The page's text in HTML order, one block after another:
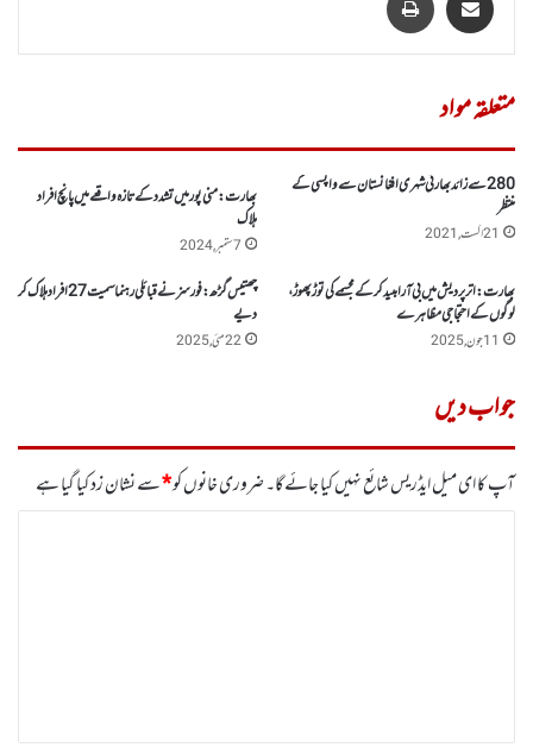
متعلقہ مواد
280 سے زائد بھارتی شہری افغانستان سے واپسی کے
منتظر
21 اگست, 2021
بھارت :منی پور میں تشدد کے تازہ واقعے میں پانچ افراد
ہلاک
7 ستمبر, 2024
بھارت : اترپردیش میں بی آر امبیدکر کے مجسمے کی توڑ پھوڑ،
لوگوں کے احتجاجی مظاہرے
11 جون, 2025
چھتیس گڑھ :فورسز نے قبائلی رہنما سمیت 27 افراد ہلاک کر
دیے
22 مئی, 2025
جواب دیں
آپ کا ای میل ایڈریس شائع نہیں کیا جائے گا۔ضروری خانوں کو*سے نشان زد کیا گیا ہے